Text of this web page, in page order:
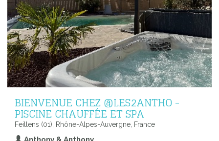
BIENVENUE CHEZ @LES2ANTHO -
PISCINE CHAUFFÉE ET SPA
Feillens (01), Rhône-Alpes-Auvergne, France